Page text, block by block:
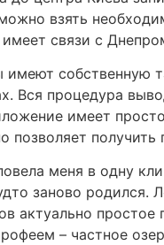
взять
связи с
собственную
Вся процедура
имеет
позволяет
меня в одну
заново
актуально
– частное